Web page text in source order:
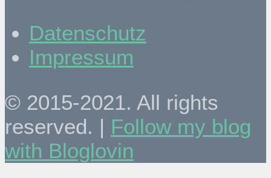
Datenschutz
Impressum
© 2015-2021. All rights
reserved. | Follow my blog
with Bloglovin